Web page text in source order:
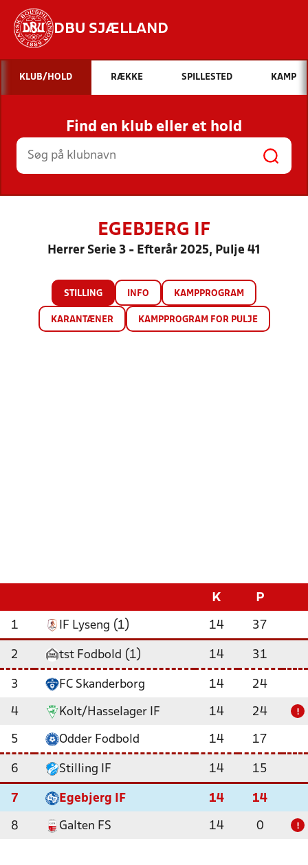
DBU SJÆLLAND
Hvad vil du søge efter?
INDHOLD OG NYHEDER
STILLINGER, RESULTATER, KLUBBER OG
HOLD
KLUB/HOLD RÆKKE SPILLESTED KAMP
Find en klub eller et hold
EGEBJERG IF
Herrer Serie 3 - Efterår 2025, Pulje 41
STILLING INFO KAMPPROGRAM
KARANTÆNER KAMPPROGRAM FOR PULJE
K P
1 IF Lyseng (1) 14 37
2 tst Fodbold (1) 14 31
3 FC Skanderborg 14 24
4 Kolt/Hasselager IF 14 24 !
5 Odder Fodbold 14 17
6 Stilling IF 14 15
7 Egebjerg IF 14 14
8 Galten FS 14 0 !